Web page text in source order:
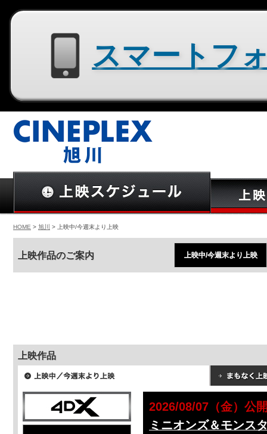
HOME > 旭川 > 上映中/今週末より上映
上映作品のご案内 上映中/今週末より上映
上映作品
2026/08/07（金）公
ミニオンズ＆モンス